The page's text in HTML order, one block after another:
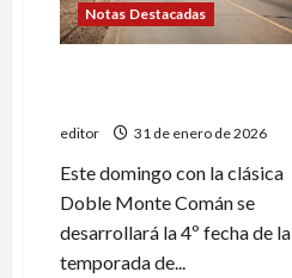
Notas Destacadas
editor 31 de enero de 2026
Este domingo con la clásica
Doble Monte Comán se
desarrollará la 4º fecha de la
temporada de...